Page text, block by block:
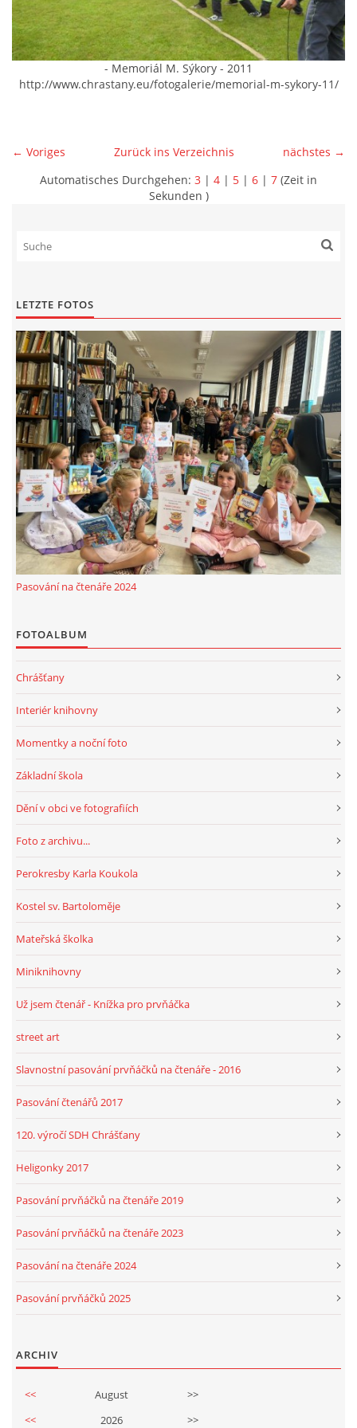
- Memoriál M. Sýkory - 2011
http://www.chrastany.eu/fotogalerie/memorial-m-sykory-11/
← Voriges nächstes →
Zurück ins Verzeichnis
Automatisches Durchgehen: 3 | 4 | 5 | 6 | 7 (Zeit in
Sekunden )
LETZTE FOTOS
Pasování na čtenáře 2024
FOTOALBUM
Chrášťany
Interiér knihovny
Momentky a noční foto
Základní škola
Dění v obci ve fotografiích
Foto z archivu...
Perokresby Karla Koukola
Kostel sv. Bartoloměje
Mateřská školka
Miniknihovny
Už jsem čtenář - Knížka pro prvňáčka
street art
Slavnostní pasování prvňáčků na čtenáře - 2016
Pasování čtenářů 2017
120. výročí SDH Chrášťany
Heligonky 2017
Pasování prvňáčků na čtenáře 2019
Pasování prvňáčků na čtenáře 2023
Pasování na čtenáře 2024
Pasování prvňáčků 2025
ARCHIV
<< August
>>
<<
2026 >>